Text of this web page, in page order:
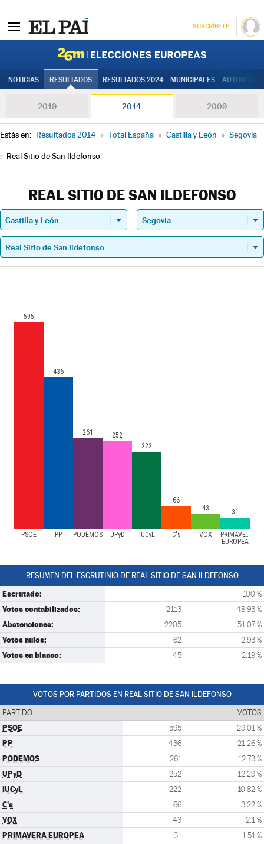
SUSCRÍBETE
NOTICIAS RESULTADOS RESULTADOS 2024 MUNICIPALES
2019 2014 2009
Estás en: Resultados 2014 » Total España » Castilla y León » Segovia
» Real Sitio de San Ildefonso
REAL SITIO DE SAN ILDEFONSO
PSOE PP PODEMOS UPyD IUCyL C's VOX
PRIMAVERA
EUROPEA
595
436
261
252
222
66
43
31
RESUMEN DEL ESCRUTINIO DE REAL SITIO DE SAN ILDEFONSO
Escrutado: 100 %
Votos contabilizados: 2113 48.93 %
Abstenciones: 2205 51.07 %
Votos nulos: 62 2.93 %
Votos en blanco: 45 2.19 %
VOTOS POR PARTIDOS EN REAL SITIO DE SAN ILDEFONSO
PARTIDO VOTOS
PSOE 595 29.01 %
PP 436 21.26 %
PODEMOS 261 12.73 %
UPyD 252 12.29 %
IUCyL 222 10.82 %
C's 66 3.22 %
VOX 43 2.1 %
PRIMAVERA EUROPEA 31 1.51 %